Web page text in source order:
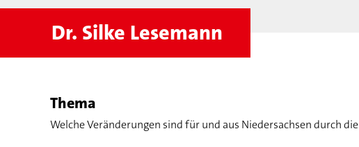
Dr. Silke Lesemann
Thema
Welche Veränderungen sind für und aus Niedersachsen durch